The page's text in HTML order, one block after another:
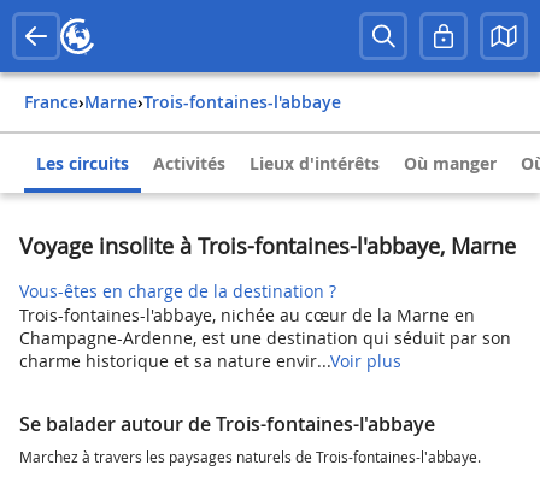
France› Marne› Trois-fontaines-l'abbaye
Les circuits Activités Lieux d'intérêts Où manger
Voyage insolite à Trois-fontaines-l'abbaye, Marne
Vous-êtes en charge de la destination ?
Trois-fontaines-l'abbaye, nichée au cœur de la Marne en
Champagne-Ardenne, est une destination qui séduit par son
charme historique et sa nature envir...Voir plus
Se balader autour de Trois-fontaines-l'abbaye
Marchez à travers les paysages naturels de Trois-fontaines-l'abbaye.